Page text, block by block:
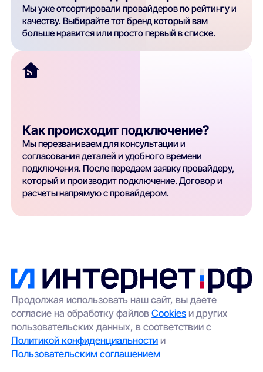
Мы уже отсортировали провайдеров по рейтингу и
качеству. Выбирайте тот бренд который вам
больше нравится или просто первый в списке.
Как происходит подключение?
Мы перезваниваем для консультации и
согласования деталей и удобного времени
подключения. После передаем заявку провайдеру,
который и производит подключение. Договор и
расчеты напрямую с провайдером.
Продолжая использовать наш сайт, вы даете
согласие на обработку файловCookies и других
пользовательских данных, в соответствии с
Политикой конфиденциальности и
Пользовательским соглашением